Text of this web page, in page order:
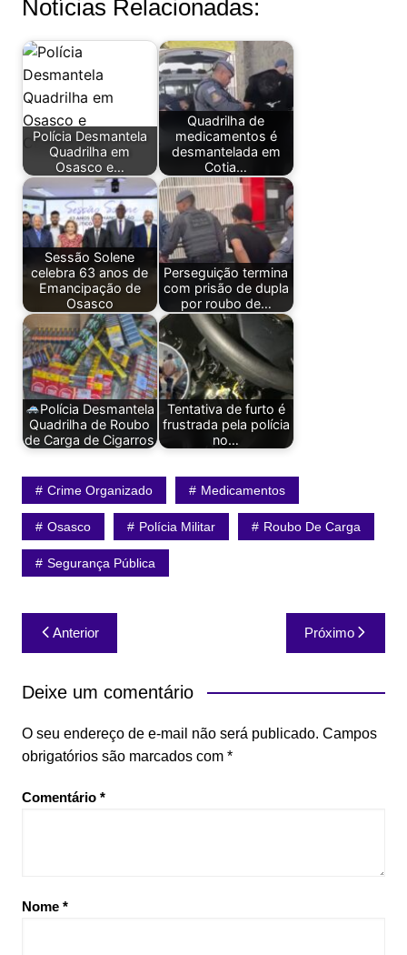
Notícias Relacionadas:
Polícia Desmantela
Quadrilha em
Osasco e…
Quadrilha de
medicamentos é
desmantelada em
Cotia…
Sessão Solene
celebra 63 anos de
Emancipação de
Osasco
Perseguição termina
com prisão de dupla
por roubo de…
Polícia Desmantela
Quadrilha de Roubo
de Carga de Cigarros
Tentativa de furto é
frustrada pela polícia
no…
Crime Organizado Medicamentos
Osasco Polícia Militar Roubo De Carga
Segurança Pública
Navegação
de
Post
Anterior Próximo
Deixe um comentário
O seu endereço de e-mail não será publicado. Campos
obrigatórios são marcados com *
Comentário *
Nome *